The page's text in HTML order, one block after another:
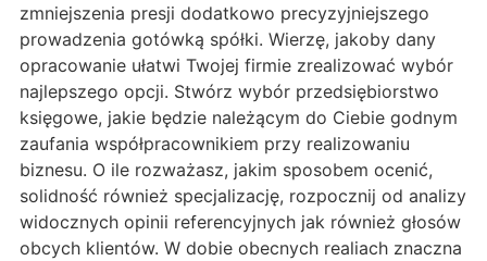
zmniejszenia presji dodatkowo precyzyjniejszego
prowadzenia gotówką spółki. Wierzę, jakoby dany
opracowanie ułatwi Twojej firmie zrealizować wybór
najlepszego opcji. Stwórz wybór przedsiębiorstwo
księgowe, jakie będzie należącym do Ciebie godnym
zaufania współpracownikiem przy realizowaniu
biznesu. O ile rozważasz, jakim sposobem ocenić,
solidność również specjalizację, rozpocznij od analizy
widocznych opinii referencyjnych jak również głosów
obcych klientów. W dobie obecnych realiach znaczna